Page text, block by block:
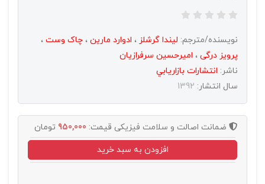
نویسنده/مترجم: لیندا گرشلز ، ادوارد مارین ، چاک وست ،
پرویز درگی ، امیرحسین سرفرازیان
ناشر: انتشارات بازاريابي
سال انتشار: 1392
ضمانت اصالت و سلامت فیزیکی قیمت: 950,000 تومان
افزودن به سبد خرید